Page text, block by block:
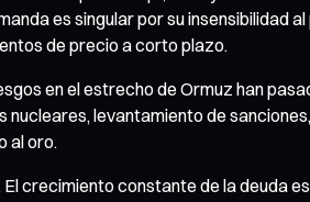
es singular por su insensibilidad
de precio a corto plazo.
en el estrecho de Ormuz han
levantamiento de
al oro.
crecimiento constante de la deuda